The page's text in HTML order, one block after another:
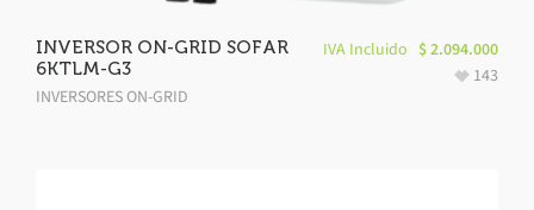
INVERSOR ON-GRID SOFAR
6KTLM-G3
INVERSORES ON-GRID
IVA Incluido $2.094.000
143